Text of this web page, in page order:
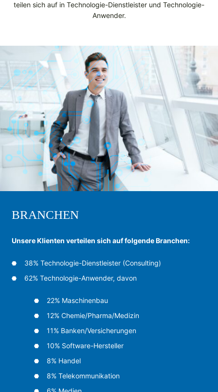
teilen sich auf in Technologie-Dienstleister und Technologie-
Anwender.
BRANCHEN
Un­se­re Klien­ten ver­tei­len sich auf fol­gen­de Bran­chen:
38% Tech­no­lo­gie-Dienst­leis­ter (Con­sul­ting)
62% Tech­no­lo­gie-An­wen­der, da­von
22% Ma­schi­nen­bau
12% Che­mie/Phar­ma/Me­di­zin
11% Ban­ken/Ver­siche­run­gen
10% Soft­wa­re-Her­stel­ler
8% Han­del
8% Te­le­kom­mu­ni­ka­tion